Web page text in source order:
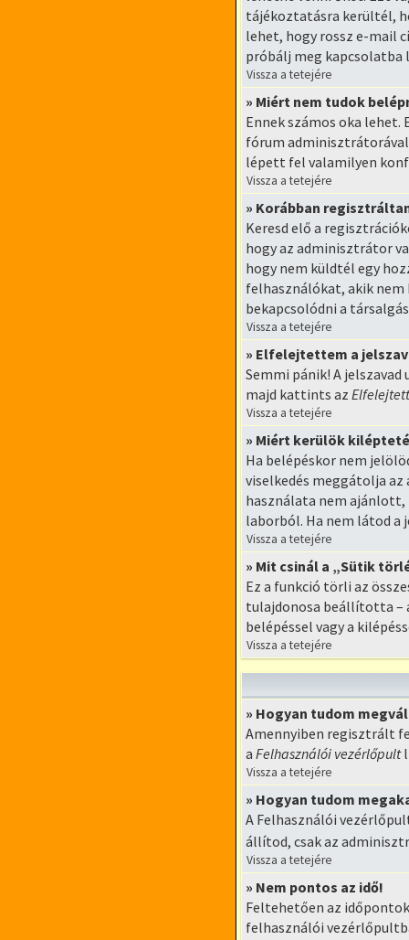
tájékoztatásra kerültél,
lehet, hogy rossz e-mail
próbálj meg
Vissza a tetejére
» Miért nem tudok
Ennek számos oka lehet.
fórum
lépett fel valamilyen
Vissza a tetejére
» Korábban
Keresd elő a
hogy az adminisztrátor
hogy nem küldtél egy
felhasználókat, akik
bekapcsolódni a
Vissza a tetejére
» Elfelejtettem a
Semmi pánik! A
majd kattints az
Vissza a tetejére
» Miért kerülök
Ha belépéskor nem
viselkedés meggátolja
használata nem
laborból. Ha nem látod a
Vissza a tetejére
» Mit csinál a „Sütik
Ez a funkció törli az
tulajdonosa beállította –
belépéssel vagy a
Vissza a tetejére
» Hogyan tudom
Amennyiben regisztrált
a Felhasználói vezérlőpult
Vissza a tetejére
» Hogyan tudom
A Felhasználói
állítod, csak az
Vissza a tetejére
» Nem pontos az idő!
Feltehetően az
felhasználói